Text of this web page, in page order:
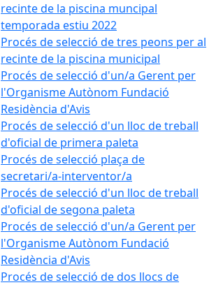
recinte de la piscina muncipal
temporada estiu 2022
Procés de selecció de tres peons per al
recinte de la piscina municipal
Procés de selecció d'un/a Gerent per
l'Organisme Autònom Fundació
Residència d'Avis
Procés de selecció d'un lloc de treball
d'oficial de primera paleta
Procés de selecció plaça de
secretari/a-interventor/a
Procés de selecció d'un lloc de treball
d'oficial de segona paleta
Procés de selecció d'un/a Gerent per
l'Organisme Autònom Fundació
Residència d'Avis
Procés de selecció de dos llocs de